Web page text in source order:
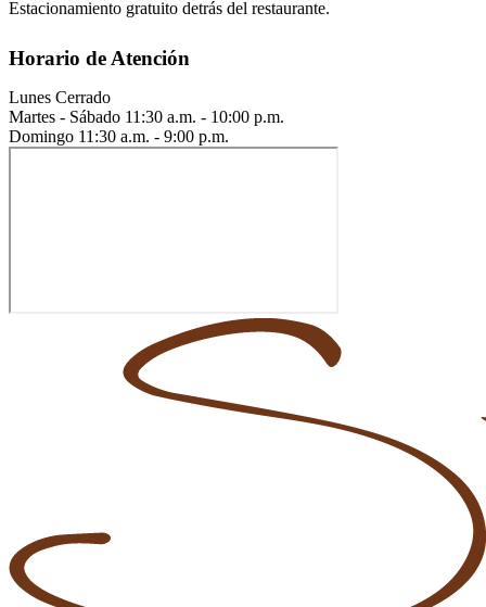
Estacionamiento gratuito detrás del restaurante.
Horario de Atención
Lunes Cerrado
Martes - Sábado 11:30 a.m. - 10:00 p.m.
Domingo 11:30 a.m. - 9:00 p.m.